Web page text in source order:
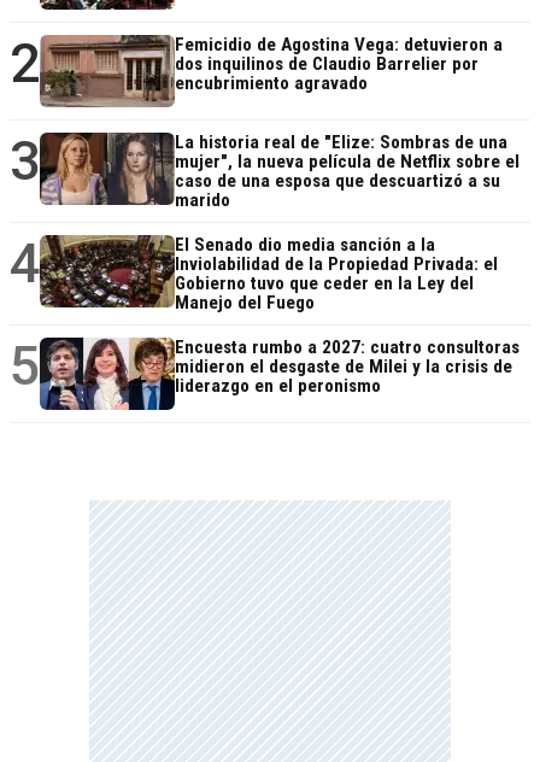
2
Femicidio de Agostina Vega: detuvieron a
dos inquilinos de Claudio Barrelier por
encubrimiento agravado
3
La historia real de "Elize: Sombras de una
mujer", la nueva película de Netflix sobre el
caso de una esposa que descuartizó a su
marido
4
El Senado dio media sanción a la
Inviolabilidad de la Propiedad Privada: el
Gobierno tuvo que ceder en la Ley del
Manejo del Fuego
5
Encuesta rumbo a 2027: cuatro consultoras
midieron el desgaste de Milei y la crisis de
liderazgo en el peronismo